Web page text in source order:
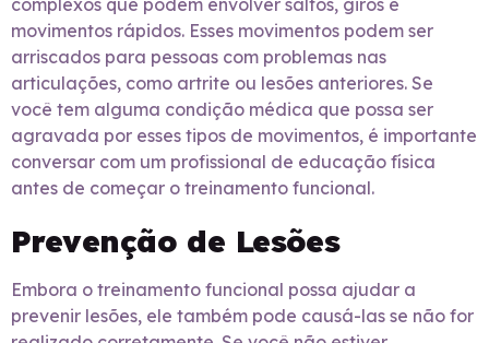
complexos que podem envolver saltos, giros e
movimentos rápidos. Esses movimentos podem ser
arriscados para pessoas com problemas nas
articulações, como artrite ou lesões anteriores. Se
você tem alguma condição médica que possa ser
agravada por esses tipos de movimentos, é importante
conversar com um profissional de educação física
antes de começar o treinamento funcional.
Prevenção de Lesões
Embora o treinamento funcional possa ajudar a
prevenir lesões, ele também pode causá-las se não for